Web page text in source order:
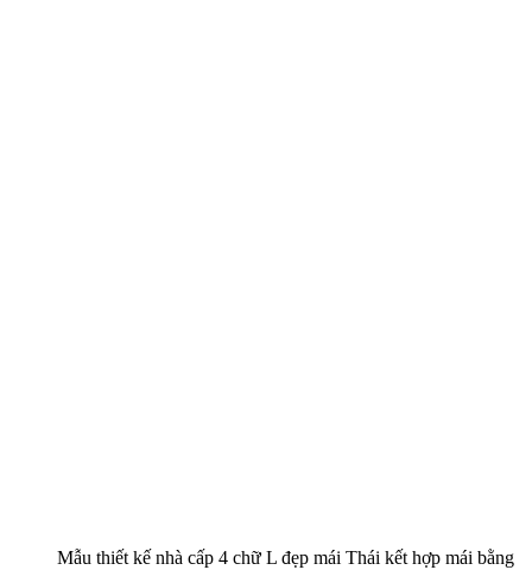
Mẫu thiết kế nhà cấp 4 chữ L đẹp mái Thái kết hợp mái bằng